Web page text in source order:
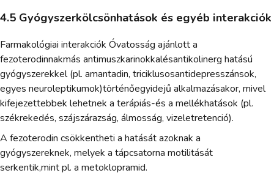
4.5 Gyógyszerkölcsönhatások és egyéb interakciók
Farmakológiai interakciók Óvatosság ajánlott a
fezoterodinnakmás antimuszkarinokkalésantikolinerg hatású
gyógyszerekkel (pl. amantadin, triciklusosantidepresszánsok,
egyes neuroleptikumok)történőegyidejű alkalmazásakor, mivel
kifejezettebbek lehetnek a terápiás-és a mellékhatások (pl.
székrekedés, szájszárazság, álmosság, vizeletretenció).
A fezoterodin csökkentheti a hatását azoknak a
gyógyszereknek, melyek a tápcsatorna motilitását
serkentik,mint pl. a metoklopramid.